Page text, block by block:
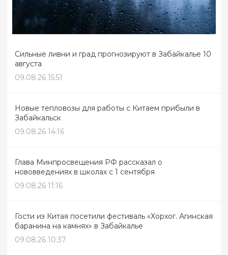
Сильные ливни и град прогнозируют в Забайкалье 10
августа
09.08.26 15:51
Новые тепловозы для работы с Китаем прибыли в
Забайкальск
09.08.26 14:16
Глава Минпросвещения РФ рассказал о
нововведениях в школах с 1 сентября
09.08.26 11:16
Гости из Китая посетили фестиваль «Хорхог. Агинская
баранина на камнях» в Забайкалье
09.08.26 10:37